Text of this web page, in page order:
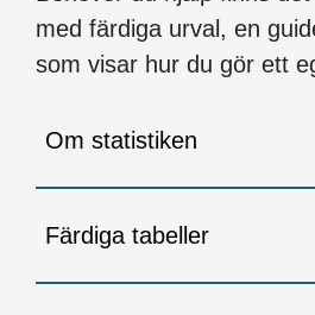
med färdiga urval, en
som visar hur du gör ett
Om statistiken
Färdiga tabeller